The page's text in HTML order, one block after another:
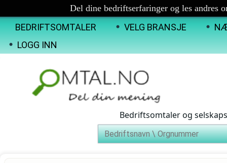
Del dine bedriftserfaringer og les andres
BEDRIFTSOMTALER VELG BRANSJE
LOGG INN
Bedriftsomtaler og